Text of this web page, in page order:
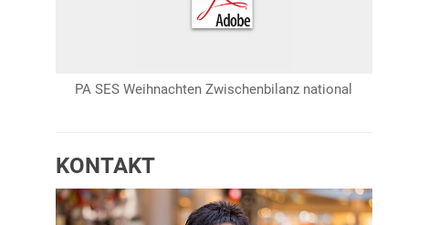
PA SES Weihnachten Zwischenbilanz national
KONTAKT